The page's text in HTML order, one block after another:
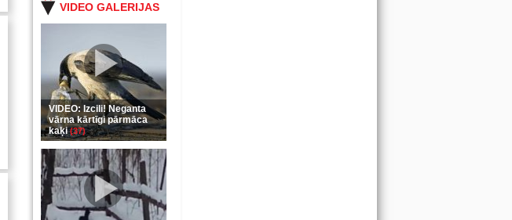
VIDEO GALERIJAS
VIDEO: Izcili! Neganta
vārna kārtīgi pārmāca
kaķi(37)